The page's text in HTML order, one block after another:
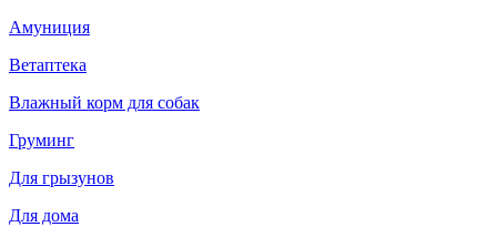
Амуниция
Ветаптека
Влажный корм для собак
Груминг
Для грызунов
Для дома